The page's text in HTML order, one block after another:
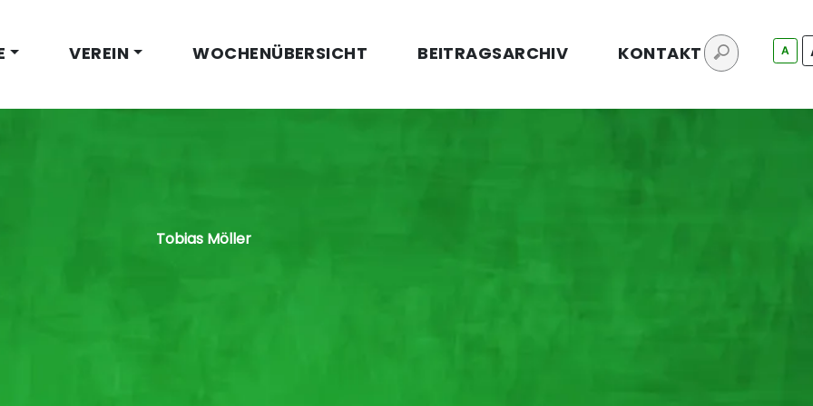
VEREIN WOCHENÜBERSICHT BEITRAGSARCHIV KONTAKT A
Tobias Möller